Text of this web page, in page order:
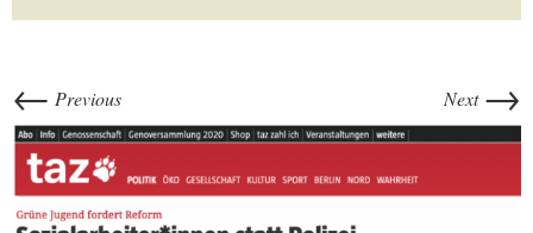
← Previous Next →